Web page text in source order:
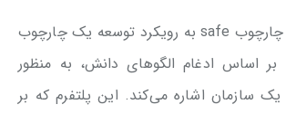
ملاحظه کردید که چارچوب safe به رویکرد توسعه یک چارچوب
بر اساس ادغام الگوهای دانش، به منظور
سازمان اشاره می‌کند. این پلتفرم که بر